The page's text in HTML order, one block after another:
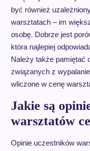
być również
warsztatach – im
osobę. Dobrze jest
która najlepiej
Należy także pamiętać
związanych z
wliczone w cenę
Jakie są
warsztatów
Opinie uczestników